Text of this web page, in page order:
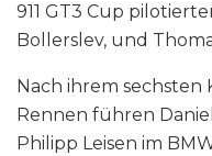
911 GT3 Cup
Bollerslev, und
Nach ihrem sechsten
Rennen führen
Philipp Leisen im